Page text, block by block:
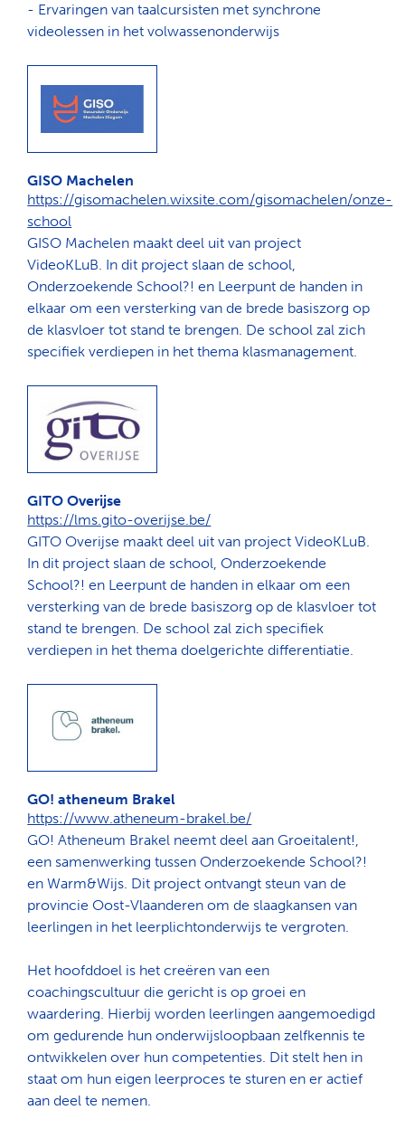
- Ervaringen van taalcursisten met synchrone
videolessen in het volwassenonderwijs
GISO Machelen
https://gisomachelen.wixsite.com/gisomachelen/onze-
school
GISO Machelen maakt deel uit van project
VideoKLuB. In dit project slaan de school,
Onderzoekende School?! en Leerpunt de handen in
elkaar om een versterking van de brede basiszorg op
de klasvloer tot stand te brengen. De school zal zich
specifiek verdiepen in het thema klasmanagement.
GITO Overijse
https://lms.gito-overijse.be/
GITO Overijse maakt deel uit van project VideoKLuB.
In dit project slaan de school, Onderzoekende
School?! en Leerpunt de handen in elkaar om een
versterking van de brede basiszorg op de klasvloer tot
stand te brengen. De school zal zich specifiek
verdiepen in het thema doelgerichte differentiatie.
GO! atheneum Brakel
https://www.atheneum-brakel.be/
GO! Atheneum Brakel neemt deel aan Groeitalent!,
een samenwerking tussen Onderzoekende School?!
en Warm&Wijs. Dit project ontvangt steun van de
provincie Oost-Vlaanderen om de slaagkansen van
leerlingen in het leerplichtonderwijs te vergroten.
Het hoofddoel is het creëren van een
coachingscultuur die gericht is op groei en
waardering. Hierbij worden leerlingen aangemoedigd
om gedurende hun onderwijsloopbaan zelfkennis te
ontwikkelen over hun competenties. Dit stelt hen in
staat om hun eigen leerproces te sturen en er actief
aan deel te nemen.